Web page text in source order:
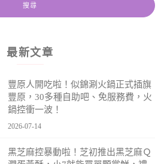
最新文章
豐原人開吃啦！似錦涮火鍋正式插旗
豐原，30多種自助吧、免服務費，火
鍋控衝一波！
2026-07-14
黑芝麻控暴動啦！芝初推出黑芝麻Ｑ